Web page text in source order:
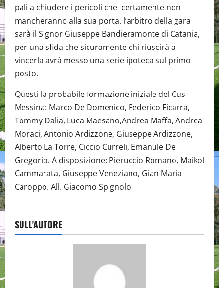
pali a chiudere i pericoli che certamente non
mancheranno alla sua porta. l’arbitro della gara
sarà il Signor Giuseppe Bandieramonte di Catania,
per una sfida che sicuramente chi riuscirà a
vincerla avrà messo una serie ipoteca sul primo
posto.
Questi la probabile formazione iniziale del Cus
Messina: Marco De Domenico, Federico Ficarra,
Tommy Dalia, Luca Maesano,Andrea Maffa, Andrea
Moraci, Antonio Ardizzone, Giuseppe Ardizzone,
Alberto La Torre, Ciccio Curreli, Emanule De
Gregorio. A disposizione: Pieruccio Romano, Maikol
Cammarata, Giuseppe Veneziano, Gian Maria
Caroppo. All. Giacomo Spignolo
SULL'AUTORE